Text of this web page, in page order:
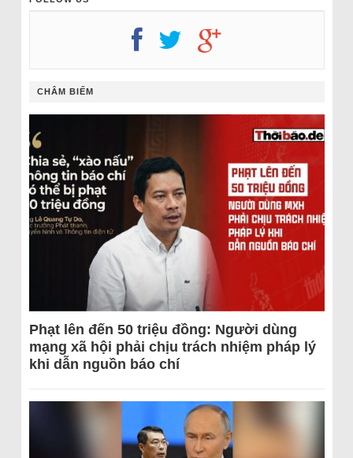
CHÂM BIẾM
Phạt lên đến 50 triệu đồng: Người dùng
mạng xã hội phải chịu trách nhiệm pháp lý
khi dẫn nguồn báo chí